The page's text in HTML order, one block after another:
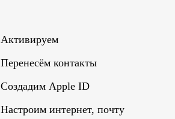
Активируем
Перенесём контакты
Создадим Apple ID
Настроим интернет, почту